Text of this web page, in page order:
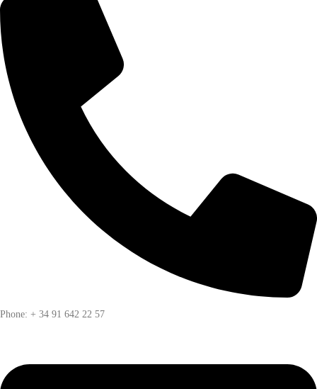
Phone: + 34 91 642 22 57